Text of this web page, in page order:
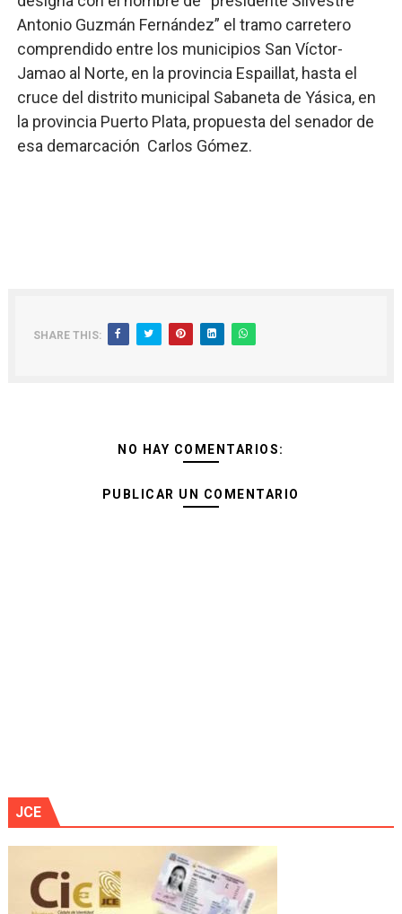
Antonio Guzmán Fernández” el tramo carretero
comprendido entre los municipios San Víctor-
Jamao al Norte, en la provincia Espaillat, hasta el
cruce del distrito municipal Sabaneta de Yásica, en
la provincia Puerto Plata, propuesta del senador de
esa demarcación Carlos Gómez.
SHARE THIS:
NO HAY COMENTARIOS:
PUBLICAR UN COMENTARIO
JCE